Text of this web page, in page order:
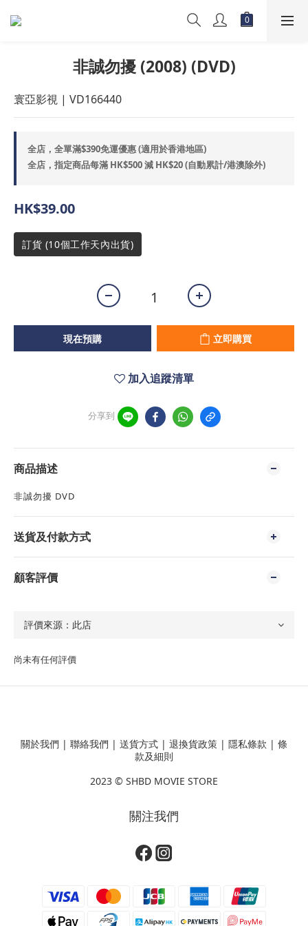
非誠勿擾 (2008) (DVD)
寰亞影視 | VD166440
全店，全單滿$390免運優惠 (適用於香港地區)
全店，指定商品每滿 HK$500 減 HK$20 (自動累計/港澳除外)
HK$39.00
訂貨 (10個工作天內出貨)
現在預購 立即購買
加入追蹤清單
分享到
商品描述
非誠勿擾 DVD
送貨及付款方式
顧客評價
尚未有任何評價
關於我們 | 聯絡我們 | 送貨方式 | 退換貨政策 | 隱私條款 | 條
款及細則
2023 © SHBD MOVIE STORE
關注我們